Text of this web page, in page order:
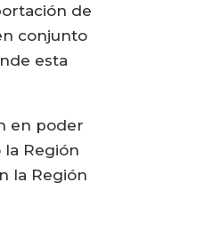
de
conjunto
esta
en poder
Región
la Región